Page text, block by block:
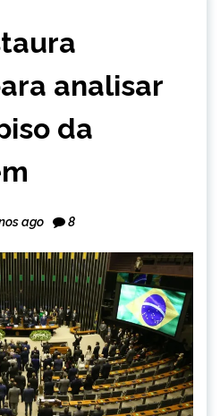
analisar
da
ago 8